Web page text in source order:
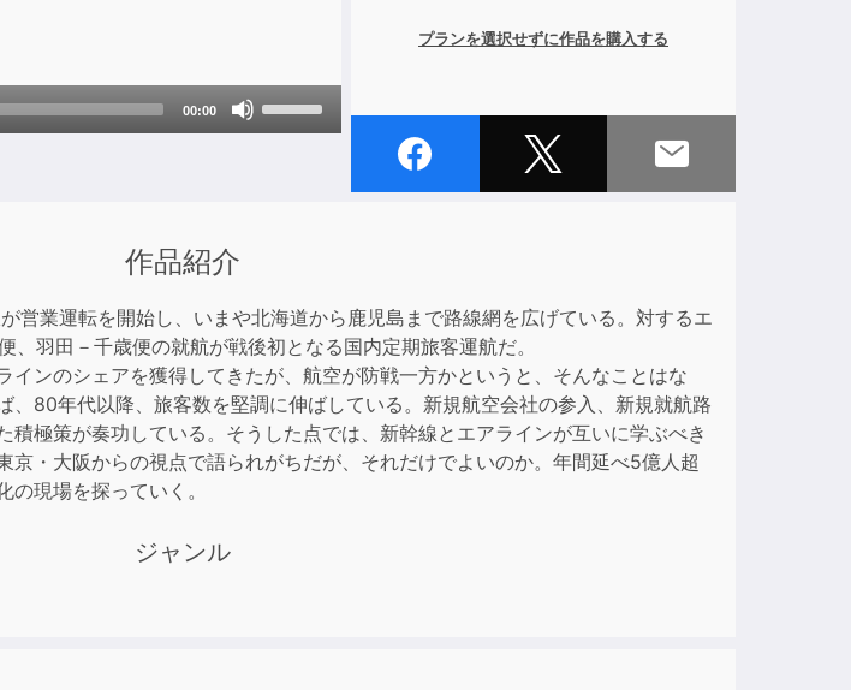
00:00
volume.
プランを選択せずに作品を購入する
作品紹介
営業運転を開始し、いまや北海道から鹿児島まで路線網を広げている。対するエ
、羽田－千歳便の就航が戦後初となる国内定期旅客運航だ。
ンのシェアを獲得してきたが、航空が防戦一方かというと、そんなことはな
、80年代以降、旅客数を堅調に伸ばしている。新規航空会社の参入、新規就航路
積極策が奏功している。そうした点では、新幹線とエアラインが互いに学ぶべき
京・大阪からの視点で語られがちだが、それだけでよいのか。年間延べ5億人超
現場を探っていく。
ジャンル